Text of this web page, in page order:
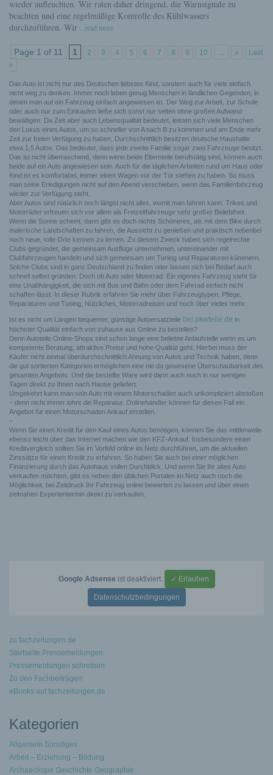
wieder aufleuchten. Wir raten daher dringend, die Warnsignale zu
beachten und eine regelmäßige Kontrolle des Kühlwassers
durchzuführen. Wir ...read more
Page 1 of 11 1 2 3 4 5 6 7 8 9 10 »
Last
»
Das Auto ist nicht nur des Deutschen liebstes Kind, sondern auch für viele einfach
nicht weg zu denken. Immer noch leben genug Menschen in ländlichen Gegenden, in
denen man auf ein Fahrzeug einfach angewiesen ist. Der Weg zur Arbeit, zur Schule
oder auch nur zum Einkaufen ließe sich sonst nur selten ohne großen Aufwand
bewältigen. Da Zeit aber auch Lebensqualität bedeutet, leisten sich viele Menschen
den Luxus eines Autos, um so schneller von A nach B zu kommen und am Ende mehr
Zeit zur freien Verfügung zu haben. Durchschnittlich besitzen deutsche Haushalte
etwa 1,5 Autos. Das bedeutet, dass jede zweite Familie sogar zwei Fahrzeuge besitzt.
Das ist nicht überraschend, denn wenn beide Elternteile berufstätig sind, können auch
beide auf ein Auto angewiesen sein. Auch für die täglichen Arbeiten rund um Haus oder
Kind ist es komfortabel, immer einen Wagen vor der Tür stehen zu haben. So muss
man seine Erledigungen nicht auf den Abend verschieben, wenn das Familienfahrzeug
wieder zur Verfügung steht.
Aber Autos sind natürlich noch längst nicht alles, womit man fahren kann. Trikes und
Motorräder erfreuen sich vor allem als Freizeitfahrzeuge sehr großer Beliebtheit.
Wenn die Sonne scheint, dann gibt es doch nichts Schöneres, als mit dem Bike durch
malerische Landschaften zu fahren, die Aussicht zu genießen und praktisch nebenbei
noch neue, tolle Orte kennen zu lernen. Zu diesem Zweck haben sich regelrechte
Clubs gegründet, die gemeinsam Ausflüge unternehmen, untereinander mit
Clubfahrzeugen handeln und sich gemeinsam um Tuning und Reparaturen kümmern.
Solche Clubs sind in ganz Deutschland zu finden oder lassen sich bei Bedarf auch
schnell selbst gründen. Doch ob Auto oder Motorrad: Ein eigenes Fahrzeug steht für
eine Unabhängigkeit, die sich mit Bus und Bahn oder dem Fahrrad einfach nicht
schaffen lässt. In dieser Rubrik erfahren Sie mehr über Fahrzeugtypen, Pflege,
Reparaturen und Tuning, Nützliches, Motorradreisen und noch über vieles mehr.
Ist es nicht um Längen bequemer, günstige Autoersatzteile bei pkwteile.de in
höchster Qualität einfach von zuhause aus Online zu bestellen?
Denn Autoteile Online-Shops sind schon lange eine beliebte Anlaufstelle wenn es um
kompetente Beratung, attraktive Preise und hohe Qualität geht. Hierbei muss der
Käufer nicht einmal überdurchschnittlich Ahnung von Autos und Technik haben, denn
die gut sortierten Kategorien ermöglichen eine nie da gewesene Überschaubarkeit des
gesamten Angebots. Und die bestellte Ware wird dann auch noch in nur wenigen
Tagen direkt zu Ihnen nach Hause geliefert.
Umgekehrt kann man sein Auto mit einem Motorschaden auch unkompliziert abstoßen
– denn nicht immer lohnt die Reparatur. Onlinehändler können für diesen Fall ein
Angebot für einen Motorschaden Ankauf erstellen.
–
Wenn Sie einen Kredit für den Kauf eines Autos benötigen, können Sie das mittlerweile
ebenso leicht über das Internet machen wie den KFZ-Ankauf. Insbesondere einen
Kreditvergleich sollten Sie im Vorfeld online im Netz durchführen, um die aktuellen
Zinssätze für einen Kredit zu erfahren. So haben Sie auch bei einer möglichen
Finanzierung durch das Autohaus vollen Durchblick. Und wenn Sie Ihr altes Auto
verkaufen möchten, gibt es neben den üblichen Portalen im Netz auch noch die
Möglichkeit, bei Zeitdruck Ihr Fahrzeug online bewerten zu lassen und über einen
zeitnahen Expertentermin direkt zu verkaufen.
Google Adsense ist deaktiviert. ✓ Erlauben
Datenschutzbedingungen
zu fachzeitungen.de
Startseite Pressemeldungen
Pressemeldungen schreiben
Zu den Fachbeiträgen
eBooks auf fachzeitungen.de
Kategorien
Allgemein Sonstiges
Arbeit – Erziehung – Bildung
Archaeologie Geschichte Geographie